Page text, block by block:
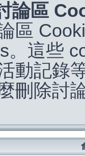
論區
區
。這些
動記錄
刪除討